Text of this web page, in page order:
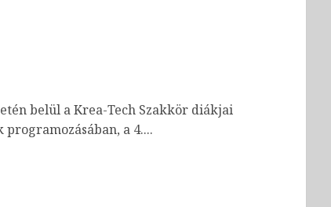
belül a Krea-Tech Szakkör diákjai
a 4....